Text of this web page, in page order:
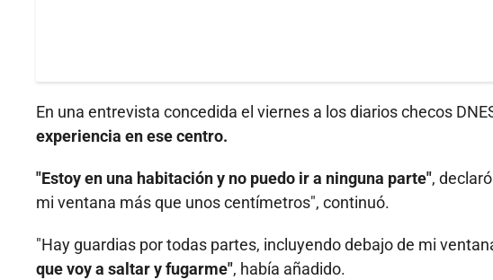
En una entrevista concedida el viernes a los diarios checos
experiencia en ese centro.
"Estoy en una habitación y no puedo ir a ninguna parte",
mi ventana más que unos centímetros", continuó.
"Hay guardias por todas partes, incluyendo debajo de mi
que voy a saltar y fugarme", había añadido.